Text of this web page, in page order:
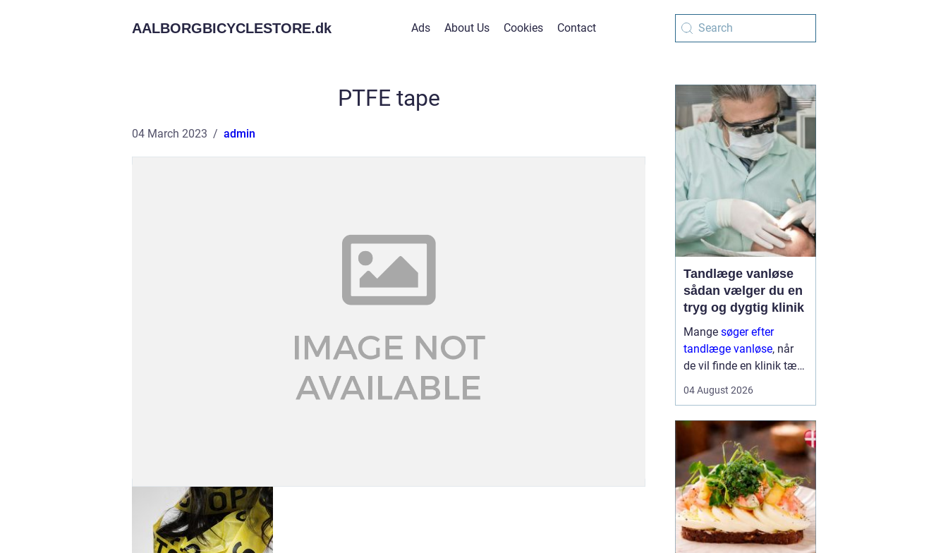
AALBORGBICYCLESTORE.dk Ads About Us Cookies Contact
PTFE tape
04 March 2023 admin
Tandlæge vanløse
sådan vælger du en
tryg og dygtig klinik
Mange søger efter
tandlæge vanløse, når
de vil finde en klinik tæt
fagligt stærk og god til
flere handler valget ikke
kun om pris og
beliggenhed, men i h...
04 August 2026